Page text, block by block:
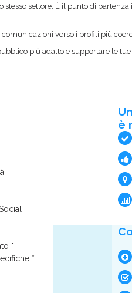
stesso settore. È il punto di
verso i profili più
più adatto e supportare le
*,
*
è